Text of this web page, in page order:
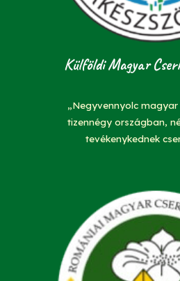
Külföldi Magyar
„Negyvennyolc
tizennégy országban,
tevékenykednek